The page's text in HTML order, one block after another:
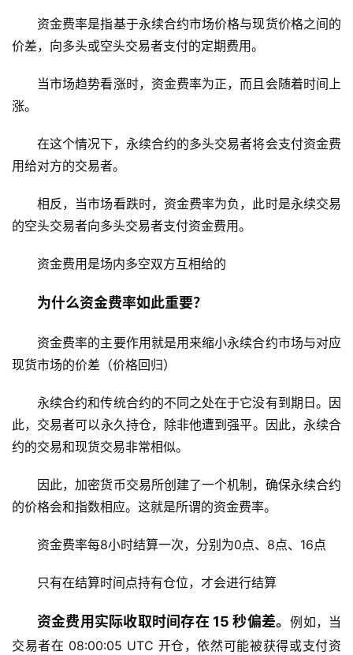
资金费率是指基于永续合约市场价格与现货价格之间的
价差， 向多头或空头交易者支付的定期费用。
当市场趋势看涨时，资金费率为正，而且会随着时间上
涨。
在这个情况下，永续合约的多头交易者将会支付资金费
用给对方的交易者。
相反，当市场看跌时，资金费率为负，此时是永续交易
的空头交易者向多头交易者支付资金费用。
资金费用是场内多空双方互相给的
为什么资金费率如此重要？
资金费率的主要作用就是用来缩小永续合约市场与对应
现货市场的价差（价格回归）
永续合约和传统合约的不同之处在于它没有到期日。因
此，交易者可以永久持仓，除非他遭到强平。因此，永续合
约的交易和现货交易非常相似。
因此，加密货币交易所创建了一个机制，确保永续合约
的价格会和指数相应。这就是所谓的资金费率。
资金费率每8小时结算一次，分别为0点、8点、16点
只有在结算时间点持有仓位，才会进行结算
资金费用实际收取时间存在 15 秒偏差。例如，当
交易者在 08:00:05 UTC 开仓，依然可能被获得或支付资